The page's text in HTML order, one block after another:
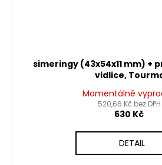
simeringy (43x54x11 mm) +
vidlice,
Momentálně
520,66 Kč bez DPH
630 Kč
DETAIL